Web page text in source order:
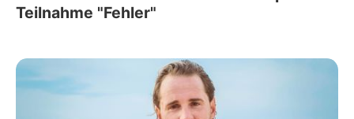
Teilnahme "Fehler"